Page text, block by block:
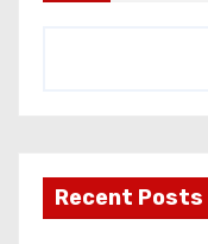
Recent Posts